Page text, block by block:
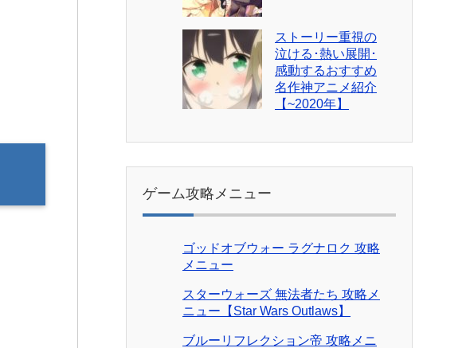
ストーリー重視の
泣ける･熱い展開･
感動するおすすめ
名作神アニメ紹介
【~2020年】
ゲーム攻略メニュー
ゴッドオブウォー ラグナロク 攻略
メニュー
スターウォーズ 無法者たち 攻略メ
ニュー【Star Wars Outlaws】
ブルーリフレクション帝 攻略メニ